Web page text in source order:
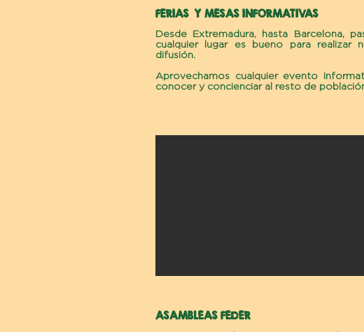
FERIAS Y MESAS INFORMATIVAS
Desde Extremadura, hasta Barcelona,
cualquier lugar es bueno para realizar
difusión.
Aprovechamos cualquier evento
conocer y concienciar al resto de
ASAMBLEAS FEDER